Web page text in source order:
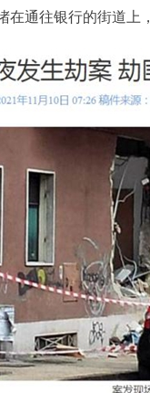
在通往银行的街道上